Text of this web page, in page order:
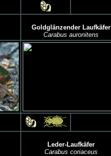
Goldglänzender Laufkäfer
Carabus auronitens
Leder-Laufkäfer
Carabus coriaceus